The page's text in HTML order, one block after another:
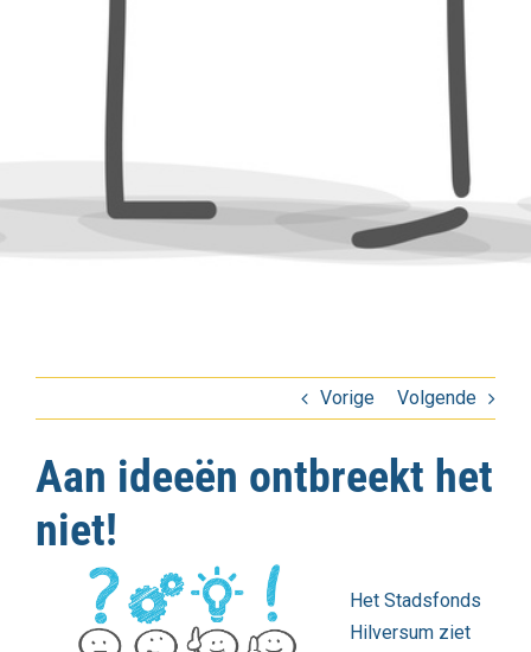
Vorige Volgende
Aan ideeën ontbreekt het
niet!
Het Stadsfonds
Hilversum ziet